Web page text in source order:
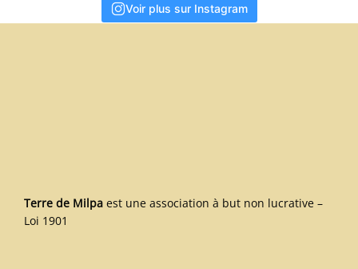
Voir plus sur Instagram
Terre de Milpa est une association à but non lucrative –
Loi 1901